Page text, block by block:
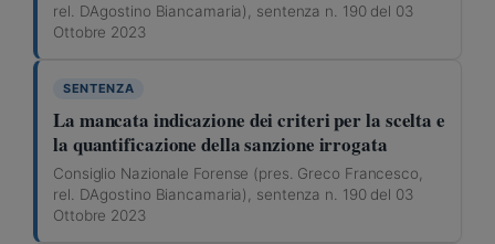
rel. DAgostino Biancamaria), sentenza n. 190 del 03
Ottobre 2023
SENTENZA
La mancata indicazione dei criteri per la scelta e
la quantificazione della sanzione irrogata
Consiglio Nazionale Forense (pres. Greco Francesco,
rel. DAgostino Biancamaria), sentenza n. 190 del 03
Ottobre 2023